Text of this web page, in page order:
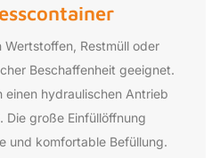
Restmüll oder
Beschaffenheit geeignet.
einen hydraulischen Antrieb
Die große Einfüllöffnung
und komfortable Befüllung.